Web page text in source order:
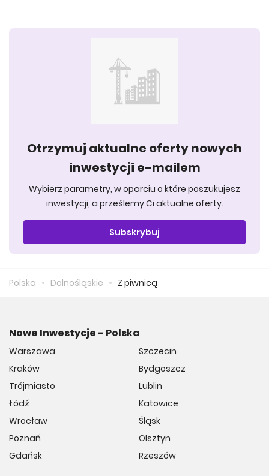
Otrzymuj aktualne oferty nowych
inwestycji e-mailem
Wybierz parametry, w oparciu o które poszukujesz
inwestycji, a prześlemy Ci aktualne oferty.
Subskrybuj
Polska Dolnośląskie Z piwnicą
Nowe Inwestycje - Polska
Warszawa
Kraków
Trójmiasto
Łódź
Wrocław
Poznań
Gdańsk
Szczecin
Bydgoszcz
Lublin
Katowice
Śląsk
Olsztyn
Rzeszów